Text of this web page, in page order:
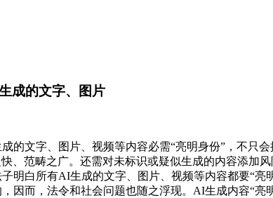
成的文字、图片
文字、图片、视频等内容必需“亮明身份”，不只
、范畴之广。还需对未标识或疑似生成的内容添加
明白所有AI生成的文字、图片、视频等内容都要“
因而，法令和社会问题也随之浮现。AI生成内容“